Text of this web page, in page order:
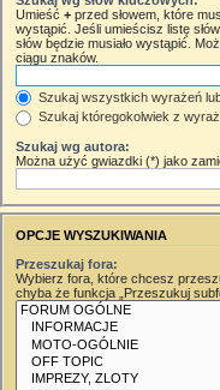
Umieść + przed słowem, które
wystąpić. Jeśli umieścisz listę
słów będzie musiało wystąpić.
ciągu znaków.
Szukaj wszystkich wyrażeń
Szukaj któregokolwiek z
Szukaj wg autora:
Można użyć gwiazdki (*) jako
OPCJE WYSZUKIWANIA
Przeszukaj fora:
Wybierz fora, które chcesz
chyba że funkcja „Przeszukuj